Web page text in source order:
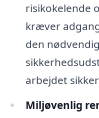
risikokelende
kræver
den
arbejdet
Miljøvenlig